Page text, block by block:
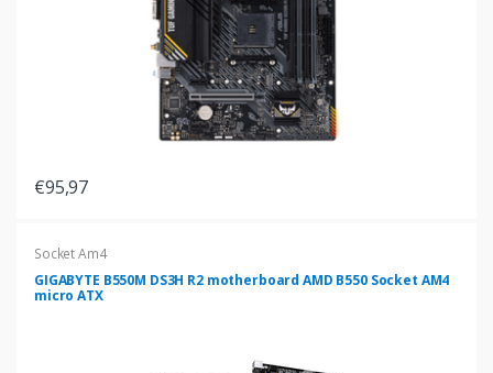
€95,97
Socket Am4
GIGABYTE B550M DS3H R2 motherboard AMD B550 Socket AM4
micro ATX